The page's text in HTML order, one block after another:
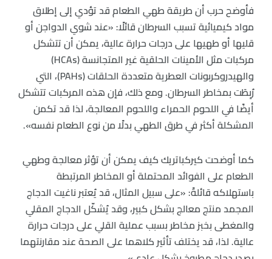
فأوضح حرب أن طريقة طهي الطعام قد تؤدي إلى إطلاق
مواد كيميائية تسبب السرطان قائلًا: «عند شوي الدواجن أو
قليها أو طهيها على درجات حرارة عالية، يمكن أن تتشكل
مركبات مثل الأمينات الحلقية غير المتجانسة (HCAs)
والهيدروكربونات العطرية متعددة الحلقات (PAHs)، التي
رُبِطَت بمخاطر السرطان. ومع ذلك، فإن هذه المركبات تتشكل
أيضًا في اللحوم الحمراء واللحوم المعالجة، لذا قد تكمن
المشكلة أكثر في طرق الطهي بدلًا من نوع الطعام نفسه».
كما أوضحت كيركباتريك كيف يمكن أن تؤثر معالجة وطهي
الطعام على الفوائد المحتملة أو المخاطر المرتبطة
باستهلاكه قائلةً: «على سبيل المثال، قد يُعتبر ناغيت الدجاج
المجمد منتج معالج بشكل كبير، وقد يُشكّل الدجاج المقلي
والمغطى بخبز مخاطر بسبب عملية القلي على درجات حرارة
عالية. لذا، قد يختلف تأثير كلاهما على الصحة عند مقارنتهما